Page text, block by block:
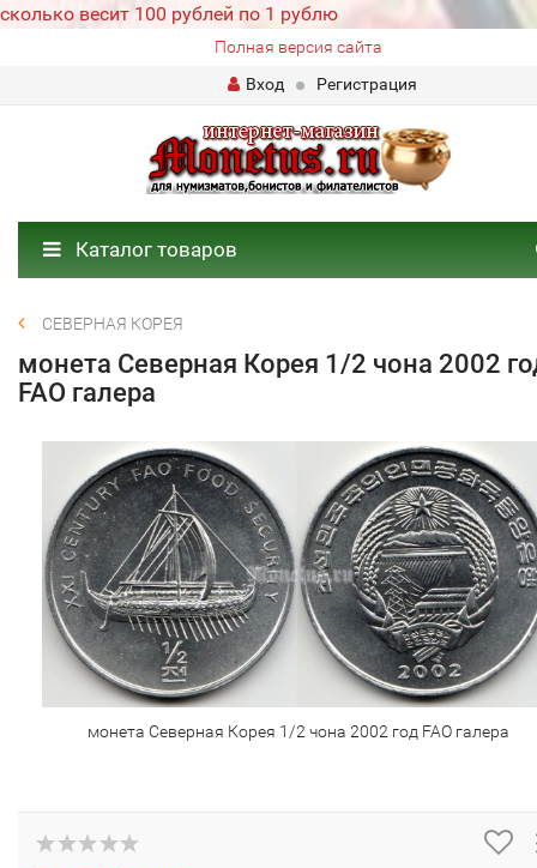
сколько весит 100 рублей по 1 рублю
Полная версия сайта
Вход
Регистрация
Каталог товаров
СЕВЕРНАЯ КОРЕЯ
монета Северная Корея 1/2 чона 2002
FAO галера
монета Северная Корея 1/2 чона 2002 год FAO галера